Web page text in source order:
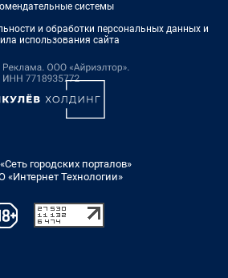
системы
и обработки персональных данных и
использования сайта
городских порталов»
«Интернет Технологии»